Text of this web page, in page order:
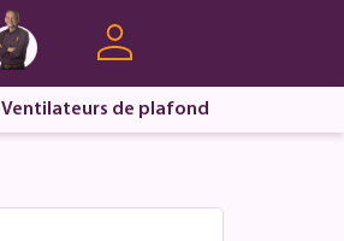
Ventilateurs de plafond